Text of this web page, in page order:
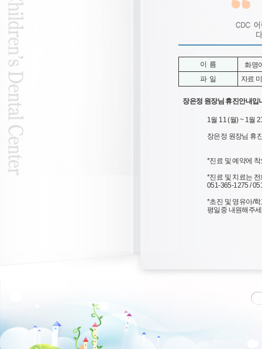
이 름
화명
파 일
자료
장은정 원장님 휴진안내입
1월 11 (월) ~ 1월
장은정 원장님 휴
*진료 및 예약에
*진료 및 치료는
051-365-1275 /
*초진 및 영유아/
평일중 내원해주